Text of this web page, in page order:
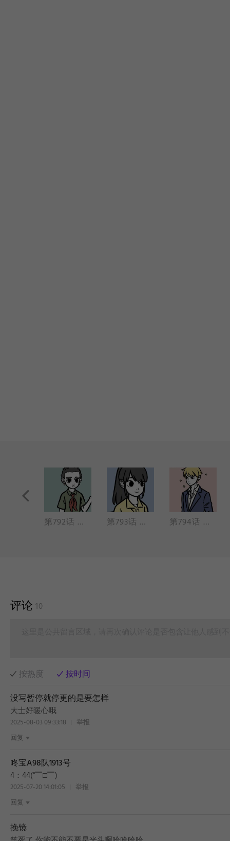
第792话 一女年方七岁，名贞英，人事尚未省得 第793话 闻一知三，举一反十 第794话 有时学不进去，有时学不过来
评论 10
按热度
按时间
没写暂停就停更的是要怎样
大士好暖心哦
2025-08-03 09:33:18
举报
回复
咚宝A98队1913号
4：44("▔□▔)
2025-07-20 14:01:05
举报
回复
挽镜